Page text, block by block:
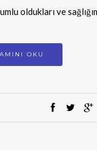
oldukları ve
OKU